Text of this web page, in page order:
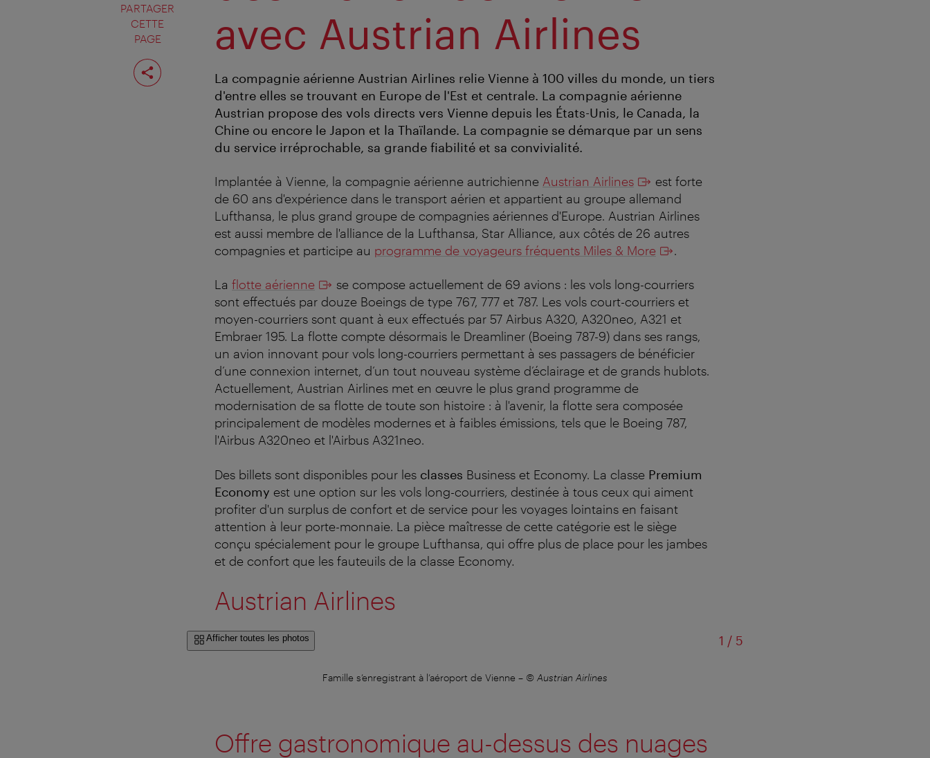
PARTAGER
CETTE
PAGE
Partager
cette
page
avec Austrian Airlines
La compagnie aérienne Austrian Airlines relie Vienne à 100 villes du monde, un tiers
d'entre elles se trouvant en Europe de l'Est et centrale. La compagnie aérienne
Austrian propose des vols directs vers Vienne depuis les États-Unis, le Canada, la
Chine ou encore le Japon et la Thaïlande. La compagnie se démarque par un sens
du service irréprochable, sa grande fiabilité et sa convivialité.
Implantée à Vienne, la compagnie aérienne autrichienne Austrian Airlines
est forte
de 60 ans d'expérience dans le transport aérien et appartient au groupe allemand
Lufthansa, le plus grand groupe de compagnies aériennes d'Europe. Austrian Airlines
est aussi membre de l'alliance de la Lufthansa, Star Alliance, aux côtés de 26 autres
compagnies et participe au programme de voyageurs fréquents Miles & More .
La flotte aérienne
se compose actuellement de 69 avions : les vols long-courriers
sont effectués par douze Boeings de type 767, 777 et 787. Les vols court-courriers et
moyen-courriers sont quant à eux effectués par 57 Airbus A320, A320neo, A321 et
Embraer 195. La flotte compte désormais le Dreamliner (Boeing 787-9) dans ses rangs,
un avion innovant pour vols long-courriers permettant à ses passagers de bénéficier
d’une connexion internet, d’un tout nouveau système d’éclairage et de grands hublots.
Actuellement, Austrian Airlines met en œuvre le plus grand programme de
modernisation de sa flotte de toute son histoire : à l'avenir, la flotte sera composée
principalement de modèles modernes et à faibles émissions, tels que le Boeing 787,
l'Airbus A320neo et l'Airbus A321neo.
Des billets sont disponibles pour les classes Business et Economy. La classe Premium
Economy est une option sur les vols long-courriers, destinée à tous ceux qui aiment
profiter d'un surplus de confort et de service pour les voyages lointains en faisant
attention à leur porte-monnaie. La pièce maîtresse de cette catégorie est le siège
conçu spécialement pour le groupe Lufthansa, qui offre plus de place pour les jambes
et de confort que les fauteuils de la classe Economy.
Austrian Airlines
Afficher toutes les photos 1 /sur
5
Famille s’enregistrant à l’aéroport de Vienne – © Austrian Airlines
Offre gastronomique au-dessus des nuages